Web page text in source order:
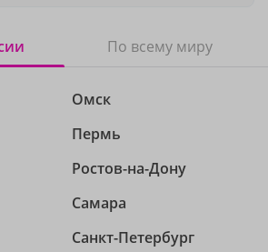
По всему миру
Омск
Пермь
Ростов-на-Дону
Самара
Санкт-Петербург